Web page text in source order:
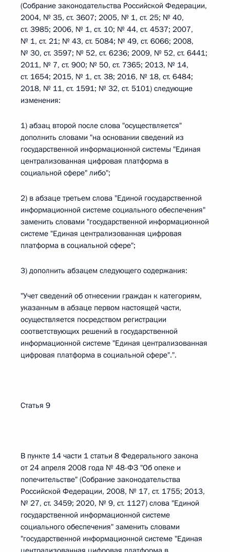
(Собрание законодательства Российской Федерации,
2004, № 35, ст. 3607; 2005, № 1, ст. 25; № 40,
ст. 3985; 2006, № 1, ст. 10; № 44, ст. 4537; 2007,
№ 1, ст. 21; № 43, ст. 5084; № 49, ст. 6066; 2008,
№ 30, ст. 3597; № 52, ст. 6236; 2009, № 52, ст. 6441;
2011, № 7, ст. 900; № 50, ст. 7365; 2013, № 14,
ст. 1654; 2015, № 1, ст. 38; 2016, № 18, ст. 6484;
2018, № 11, ст. 1591; № 32, ст. 5101) следующие
изменения:
1) абзац второй после слова "осуществляется"
дополнить словами "на основании сведений из
государственной информационной системы "Единая
централизованная цифровая платформа в
социальной сфере" либо";
2) в абзаце третьем слова "Единой государственной
информационной системе социального обеспечения"
заменить словами "государственной информационной
системе "Единая централизованная цифровая
платформа в социальной сфере";
3) дополнить абзацем следующего содержания:
"Учет сведений об отнесении граждан к категориям,
указанным в абзаце первом настоящей части,
осуществляется посредством регистрации
соответствующих решений в государственной
информационной системе "Единая централизованная
цифровая платформа в социальной сфере".".
Статья 9
В пункте 14 части 1 статьи 8 Федерального закона
от 24 апреля 2008 года № 48-ФЗ "Об опеке и
попечительстве" (Собрание законодательства
Российской Федерации, 2008, № 17, ст. 1755; 2013,
№ 27, ст. 3459; 2020, № 9, ст. 1127) слова "Единой
государственной информационной системе
социального обеспечения" заменить словами
"государственной информационной системе "Единая